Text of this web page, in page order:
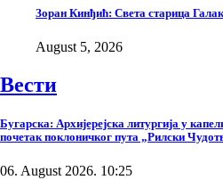
Зоран Кинђић: Света старица
August 5, 2026
Вести
Бугарска: Архијерејска литургија у
почетак поклоничког пута „Рилски
06. August 2026. 10:25